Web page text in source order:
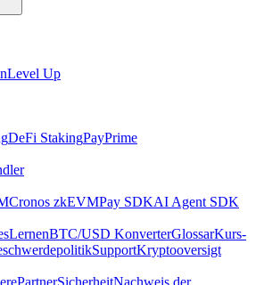
Level Up
DeFi StakingPayPrime
Cronos zkEVMPay SDKAI Agent SDK
LernenBTC/USD KonverterGlossarKurs-
SupportKryptooversigt
PartnerSicherheitNachweis der